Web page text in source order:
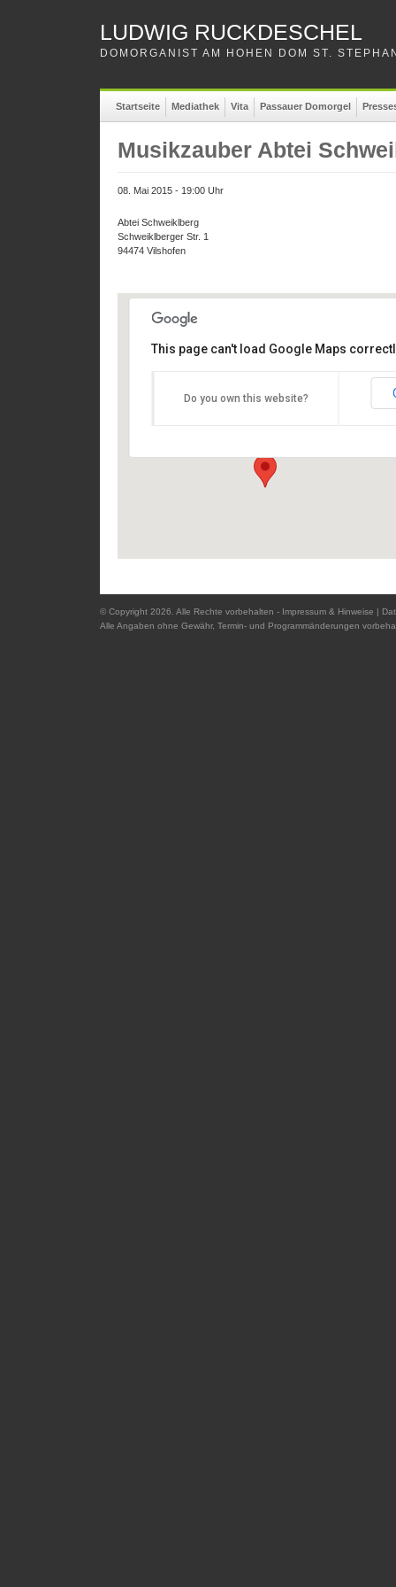
LUDWIG RUCKDESCHEL
DOMORGANIST AM HOHEN DOM ST.
Startseite Mediathek Vita Passauer Domorgel
Musikzauber Abtei
08. Mai 2015 - 19:00 Uhr
Abtei Schweiklberg
Schweiklberger Str. 1
94474 Vilshofen
Abtei Schweiklberg
This page can't load Google Maps
Do you own this website?
© Copyright 2026. Alle Rechte vorbehalten - Impressum & Hinweise |
Alle Angaben ohne Gewähr, Termin- und Programmänderungen